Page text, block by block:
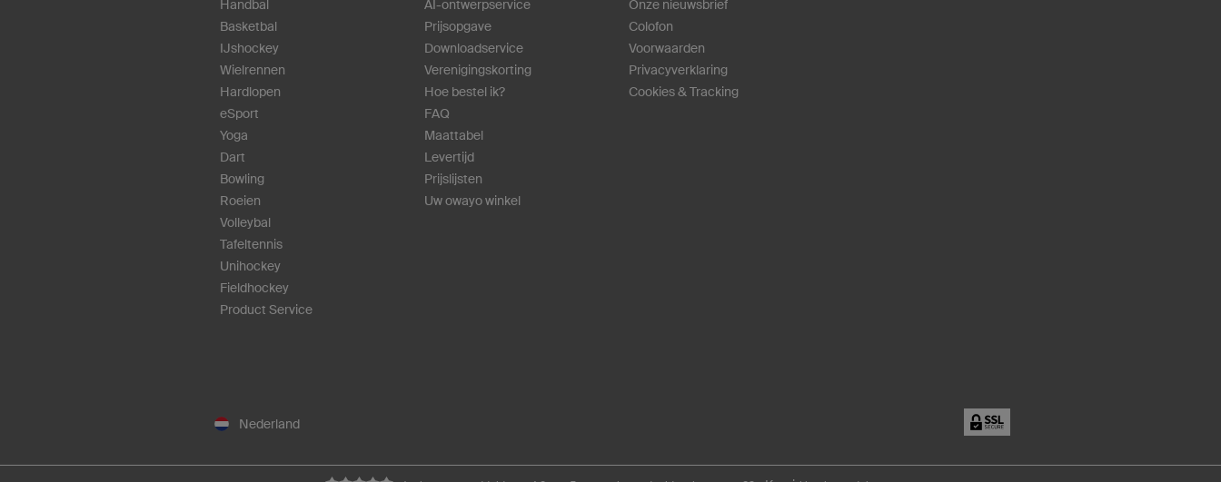
Handbal
Basketbal
IJshockey
Wielrennen
Hardlopen
eSport
Yoga
Dart
Bowling
Roeien
Volleybal
Tafeltennis
Unihockey
Fieldhockey
Product Service
AI-ontwerpservice
Prijsopgave
Downloadservice
Verenigingskorting
Hoe bestel ik?
FAQ
Maattabel
Levertijd
Prijslijsten
Uw owayo winkel
Onze nieuwsbrief
Colofon
Voorwaarden
Privacyverklaring
Cookies & Tracking
Nederland